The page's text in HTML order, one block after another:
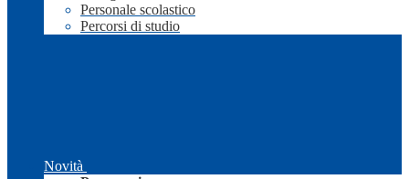
Personale scolastico
Percorsi di studio
Novità